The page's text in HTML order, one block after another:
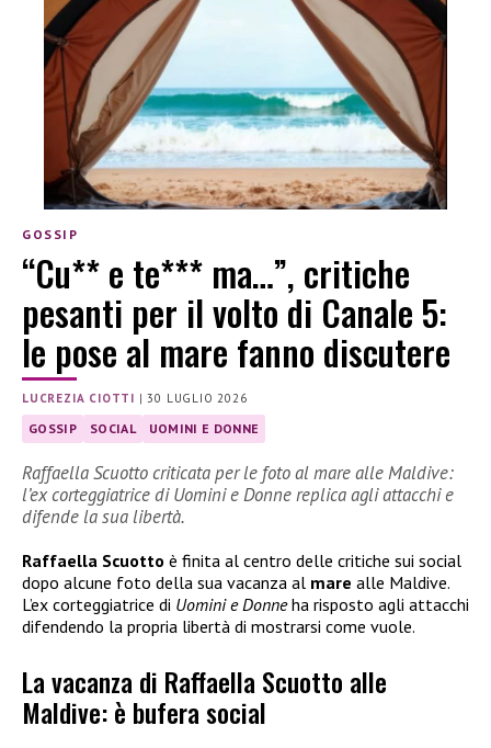
GOSSIP
“Cu** e te*** ma…”, critiche
pesanti per il volto di Canale 5:
le pose al mare fanno discutere
LUCREZIA CIOTTI |30 LUGLIO 2026
GOSSIP SOCIAL UOMINI E DONNE
Raffaella Scuotto criticata per le foto al mare alle Maldive:
l’ex corteggiatrice di Uomini e Donne replica agli attacchi e
difende la sua libertà.
Raffaella Scuotto è finita al centro delle critiche sui social
dopo alcune foto della sua vacanza al mare alle Maldive.
L’ex corteggiatrice di Uomini e Donneha risposto agli attacchi
difendendo la propria libertà di mostrarsi come vuole.
La vacanza di Raffaella Scuotto alle
Maldive: è bufera social